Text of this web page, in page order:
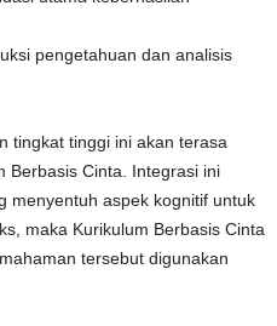
pengetahuan dan analisis
tingkat tinggi ini akan terasa
Berbasis Cinta. Integrasi ini
menyentuh aspek kognitif untuk
maka Kurikulum Berbasis Cinta
tersebut digunakan